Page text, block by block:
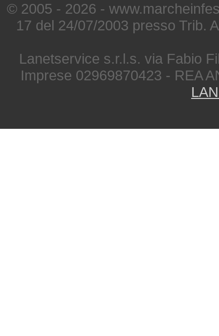
© 2005 - 2026 -
17 del 24/07/2003 presso Trib.
Lanetservice s.r.l.s. via Fabio
Imprese 02969870423 - REA